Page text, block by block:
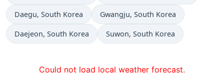
Heure actuelle à
Daegu, South Korea Heure actuelle à
Gwangju, South Korea
Heure actuelle à
Daejeon, South Korea Heure actuelle à
Suwon, South Korea
Could not load local weather forecast.